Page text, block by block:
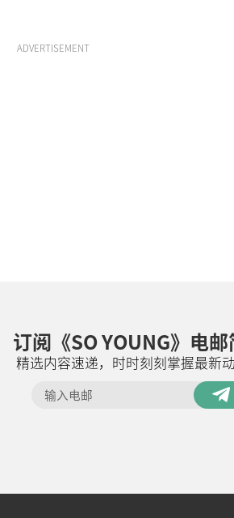
ADVERTISEMENT
订阅《SO YOUNG》电
精选内容速递，时时刻刻掌握最新动